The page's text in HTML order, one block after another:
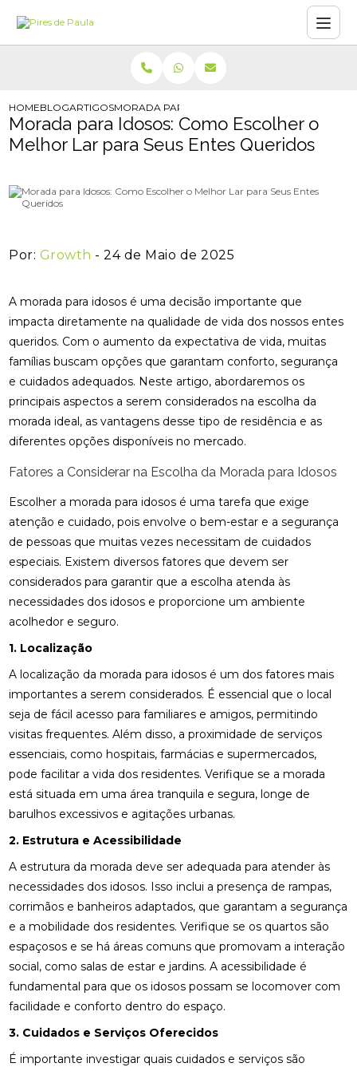
HOMEBLOGARTIGOSMORADA PARA IDOSOS: COMO ESCOLHER O
Morada para Idosos: Como Escolher o
Melhor Lar para Seus Entes Queridos
Por: Growth - 24 de Maio de 2025
A morada para idosos é uma decisão importante que
impacta diretamente na qualidade de vida dos nossos entes
queridos. Com o aumento da expectativa de vida, muitas
famílias buscam opções que garantam conforto, segurança
e cuidados adequados. Neste artigo, abordaremos os
principais aspectos a serem considerados na escolha da
morada ideal, as vantagens desse tipo de residência e as
diferentes opções disponíveis no mercado.
Fatores a Considerar na Escolha da Morada para Idosos
Escolher a morada para idosos é uma tarefa que exige
atenção e cuidado, pois envolve o bem-estar e a segurança
de pessoas que muitas vezes necessitam de cuidados
especiais. Existem diversos fatores que devem ser
considerados para garantir que a escolha atenda às
necessidades dos idosos e proporcione um ambiente
acolhedor e seguro.
1. Localização
A localização da morada para idosos é um dos fatores mais
importantes a serem considerados. É essencial que o local
seja de fácil acesso para familiares e amigos, permitindo
visitas frequentes. Além disso, a proximidade de serviços
essenciais, como hospitais, farmácias e supermercados,
pode facilitar a vida dos residentes. Verifique se a morada
está situada em uma área tranquila e segura, longe de
barulhos excessivos e agitações urbanas.
2. Estrutura e Acessibilidade
A estrutura da morada deve ser adequada para atender às
necessidades dos idosos. Isso inclui a presença de rampas,
corrimãos e banheiros adaptados, que garantam a segurança
e a mobilidade dos residentes. Verifique se os quartos são
espaçosos e se há áreas comuns que promovam a interação
social, como salas de estar e jardins. A acessibilidade é
fundamental para que os idosos possam se locomover com
facilidade e conforto dentro do espaço.
3. Cuidados e Serviços Oferecidos
É importante investigar quais cuidados e serviços são